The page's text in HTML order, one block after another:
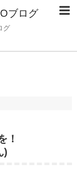
ブログ
グ
！
)